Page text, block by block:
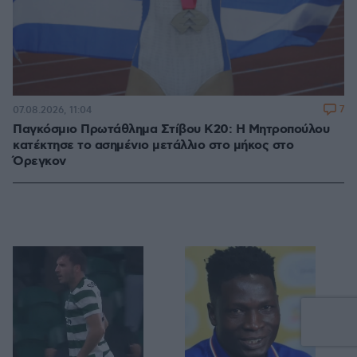
Παγκόσμιο Πρωτάθλημα Στίβου Κ20: Η Μητροπούλου
κατέκτησε το ασημένιο μετάλλιο στο μήκος στο
Όρεγκον
07.08.2026, 11:04 7